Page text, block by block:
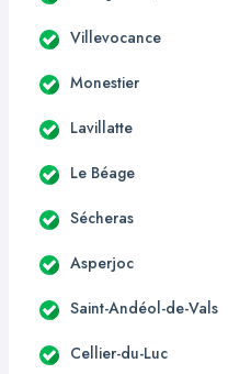
Villevocance
Monestier
Lavillatte
Le Béage
Sécheras
Asperjoc
Saint-Andéol-de-Vals
Cellier-du-Luc